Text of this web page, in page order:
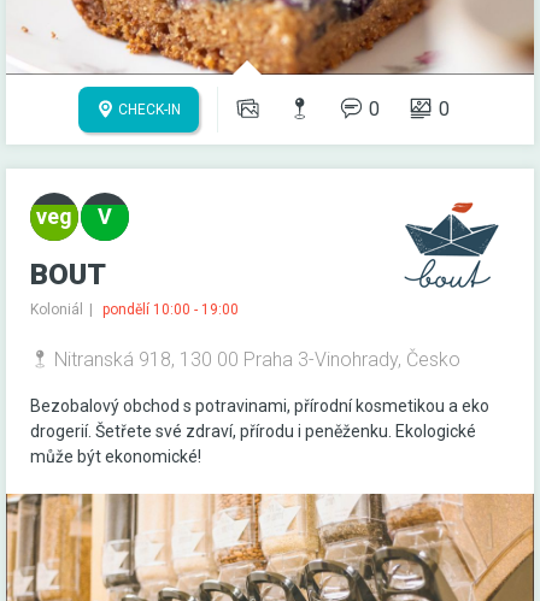
CHECK-IN 0 0
BOUT
Koloniál pondělí 10:00 - 19:00
Nitranská 918, 130 00 Praha 3-Vinohrady, Česko
Bezobalový obchod s potravinami, přírodní kosmetikou a eko
drogerií. Šetřete své zdraví, přírodu i peněženku. Ekologické
může být ekonomické!